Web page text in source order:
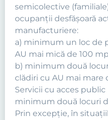
semicolective
ocupanţii desfăşoară
manufacturiere:
a) minimum un loc de
AU mai mică de 100
b) minimum două
clădiri cu AU mai mare
Servicii cu acces
minimum două locuri
Prin excepţie, în